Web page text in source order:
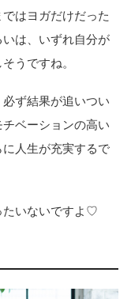
はヨガだけだった
は、いずれ自分が
うですね。
ず結果が追いつい
ベーションの高い
人生が充実するで
たいないですよ♡